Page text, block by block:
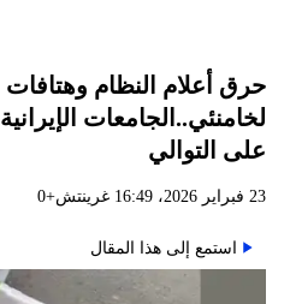
حرق أعلام النظام
لخامنئي..الجامعات
على التوالي
23 فبراير 2026، 16:49 غرينتش+0
استمع إلى هذا المقال